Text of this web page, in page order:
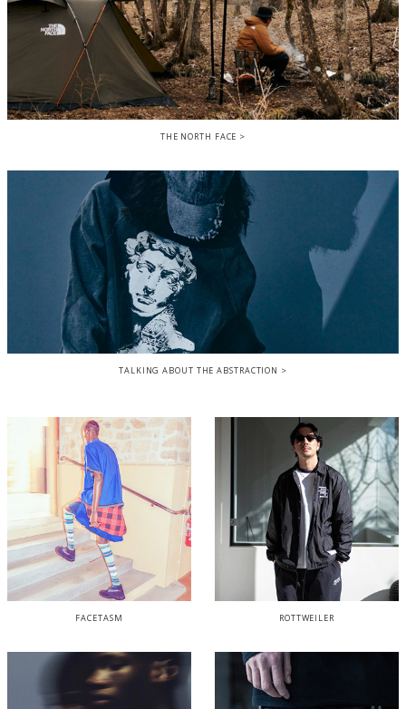
THE NORTH FACE
TALKING ABOUT THE ABSTRACTION
FACETASM ROTTWEILER